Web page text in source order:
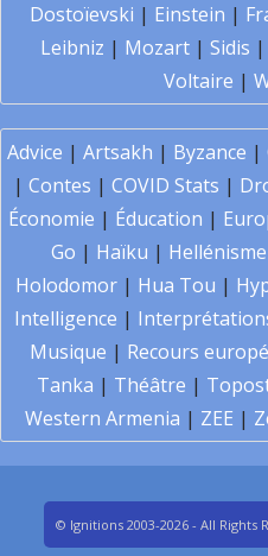
Dostoïevski | Einstein |
Leibniz | Mozart | Sidis |
Voltaire |
Advice | Artsakh | Byzance |
| Contes | COVID Stats |
Économie | Éducation |
Go | Haïku | Hellénisme
Holodomor | Hua Tou |
Intelligence |
Musique | Recours
Tanka | Théâtre |
Western Armenia | ZEE |
© Ignitions 2003-2026 - All Rights